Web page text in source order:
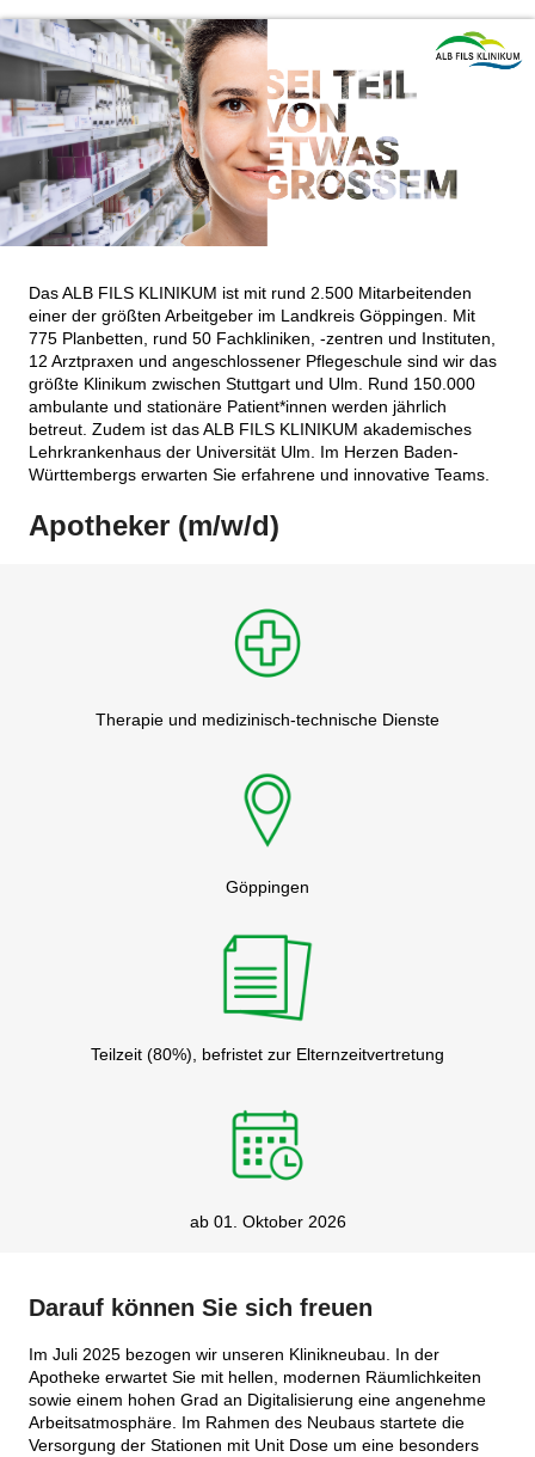
Das ALB FILS KLINIKUM ist mit rund 2.500 Mitarbeitenden
einer der größten Arbeitgeber im Landkreis Göppingen. Mit
775 Planbetten, rund 50 Fachkliniken, -zentren und Instituten,
12 Arztpraxen und angeschlossener Pflegeschule sind wir das
größte Klinikum zwischen Stuttgart und Ulm. Rund 150.000
ambulante und stationäre Patient*innen werden jährlich
betreut. Zudem ist das ALB FILS KLINIKUM akademisches
Lehrkrankenhaus der Universität Ulm. Im Herzen Baden-
Württembergs erwarten Sie erfahrene und innovative Teams.
Apotheker (m/w/d)
Therapie und medizinisch-technische Dienste
Göppingen
Teilzeit (80%), befristet zur Elternzeitvertretung
ab 01. Oktober 2026
Darauf können Sie sich freuen
Im Juli 2025 bezogen wir unseren Klinikneubau. In der
Apotheke erwartet Sie mit hellen, modernen Räumlichkeiten
sowie einem hohen Grad an Digitalisierung eine angenehme
Arbeitsatmosphäre. Im Rahmen des Neubaus startete die
Versorgung der Stationen mit Unit Dose um eine besonders